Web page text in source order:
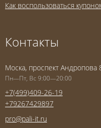
Как воспользоваться
Контакты
Моска, проспект Андропова
Пн—Пт, Вс 9:00—20:00
+7(499)409-26-19
+79267429897
pro@pali-it.ru